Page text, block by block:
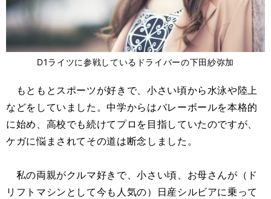
D1ライツに参戦しているドライバーの下田紗弥加
もともとスポーツが好きで、小さい頃から水泳や陸上
などをしていました。中学からはバレーボールを本格的
に始め、高校でも続けてプロを目指していたのですが、
ケガに悩まされてその道は断念しました。
私の両親がクルマ好きで、小さい頃、お母さんが（ド
リフトマシンとして今も人気の）日産シルビアに乗って